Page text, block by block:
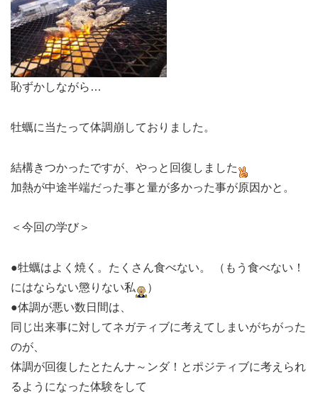
恥ずかしながら…
牡蠣に当たって体調崩しておりました。
結構きつかったですが、やっと回復しました
加熱が中途半端だった事と量が多かった事が原因かと。
＜今回の学び＞
●牡蠣はよく焼く。たくさん食べない。 （もう食べない！
にはならない懲りない私
）
●体調が悪い数日間は、
同じ出来事に対してネガティブに考えてしまいがちがった
のが、
体調が回復したとたんナ～ンダ！とポジティブに考えられ
るようになった体験をして